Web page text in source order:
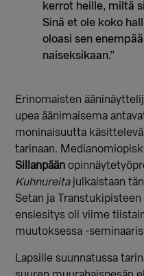
kerrot heille, miltä
Sinä et ole koko
oloasi sen
naiseksikaan.”
Erinomaisten
upea äänimaisema
moninaisuutta
tarinaan.
Sillanpään
Kuhnureitajulkaistaan
Setan ja
ensiesitys oli viime
muutoksessa -
Lapsille suunnatussa